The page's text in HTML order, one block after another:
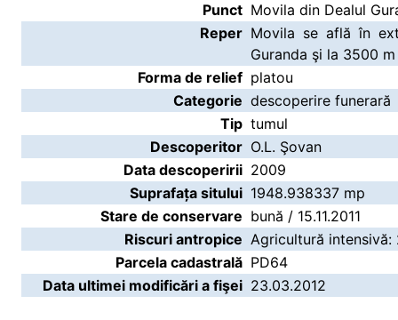
Punct Movila din Dealul
Reper Movila se află în
Guranda şi la 3500
Forma de relief platou
Categorie descoperire funerară
Tip tumul
Descoperitor O.L. Şovan
Data descoperirii 2009
Suprafața sitului 1948.938337 mp
Stare de conservare bună / 15.11.2011
Riscuri antropice Agricultură intensivă:
Parcela cadastrală PD64
Data ultimei modificări a fişei 23.03.2012